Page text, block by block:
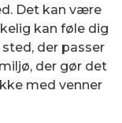
Det kan være
kan føle dig
der passer
der gør det
med venner